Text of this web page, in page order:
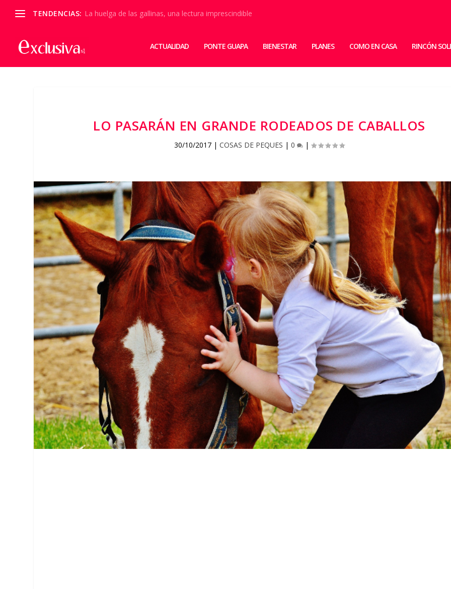
TENDENCIAS: La huelga de las gallinas, una lectura imprescindible
ACTUALIDAD PONTE GUAPA BIENESTAR PLANES COMO EN CASA RINCÓN
LO PASARÁN EN GRANDE RODEADOS DE CABALLOS
30/10/2017| COSAS DE PEQUES | 0 |